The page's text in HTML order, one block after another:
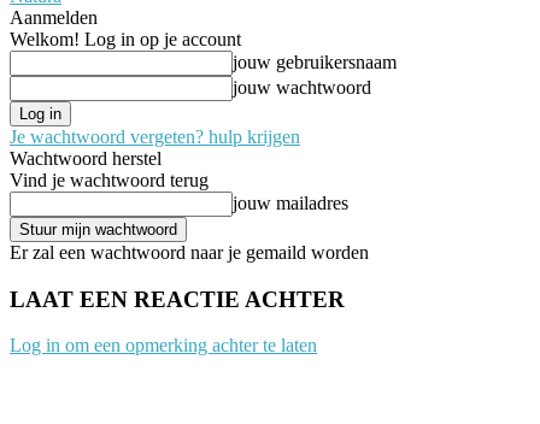
Aanmelden
Welkom! Log in op je account
jouw gebruikersnaam
jouw wachtwoord
Je wachtwoord vergeten? hulp krijgen
Wachtwoord herstel
Vind je wachtwoord terug
jouw mailadres
Er zal een wachtwoord naar je gemaild worden
LAAT EEN REACTIE ACHTER
Log in om een opmerking achter te laten